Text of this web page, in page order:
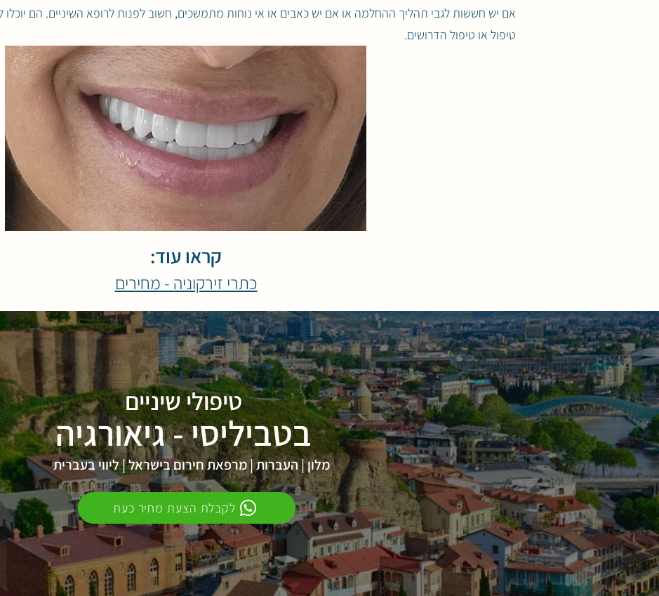
אם יש חששות לגבי תהליך ההחלמה או אם יש כאבים או אי נוחות מתמשכים, חשוב לפנות לרופא השיניים. הם
טיפול או טיפול הדרושים.
קראו עוד:
כתרי זירקוניה - מחירים
טיפולי שיניים
בטביליסי - גיאורגיה
מלון | העברות | מרפאת חירום בישראל | ליווי בעברית
לקבלת הצעת מחיר כעת